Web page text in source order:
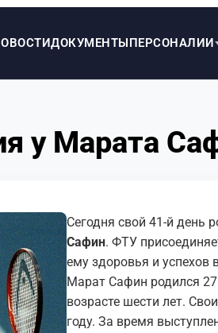
ДОКУМЕНТЫПЕРСОНАЛИИ
у Марата
Сегодня свой 41-й день
Сафин. ФТУ
ему здоровья и успехов
Марат Сафин родился
возрасте шести лет.
году. За время